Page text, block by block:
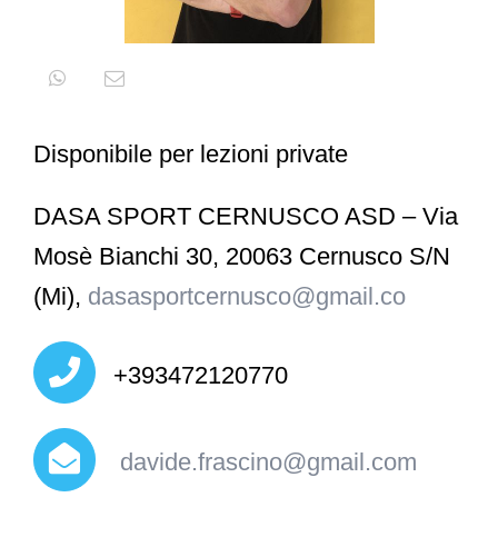
Disponibile per lezioni private
DASA SPORT CERNUSCO ASD – Via
Mosè Bianchi 30, 20063 Cernusco S/N
(Mi), dasasportcernusco@gmail.co
+393472120770
davide.frascino@gmail.com